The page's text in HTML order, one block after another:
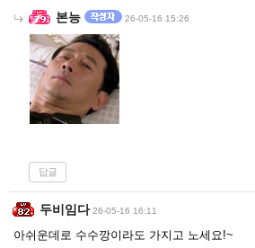
본능 26-05-16 15:26
답글
두비임다 26-05-16 16:11
아쉬운데로 수수깡이라도 가지고 노세요!~